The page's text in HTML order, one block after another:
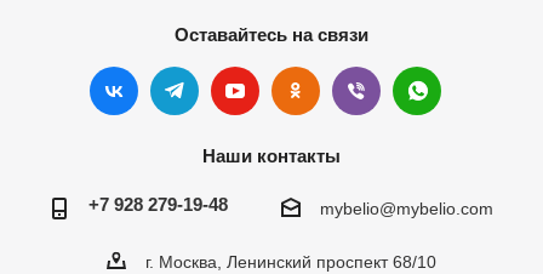
Оставайтесь на связи
Наши контакты
+7 928 279-19-48 mybelio@mybelio.com
г. Москва, Ленинский проспект 68/10